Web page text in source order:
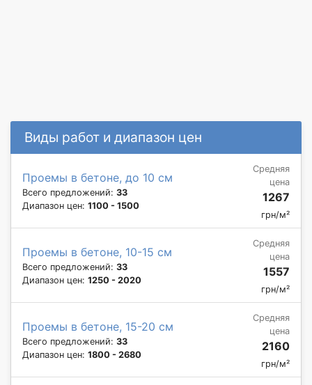
Виды работ и диапазон цен
Проемы в бетоне, до 10 см
Всего предложений: 33
Диапазон цен: 1100 - 1500
Средняя
цена
1267
грн/м²
Проемы в бетоне, 10-15 см
Всего предложений: 33
Диапазон цен: 1250 - 2020
Средняя
цена
1557
грн/м²
Проемы в бетоне, 15-20 см
Всего предложений: 33
Диапазон цен: 1800 - 2680
Средняя
цена
2160
грн/м²